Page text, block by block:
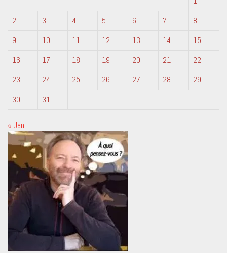
2
3 4 5 6 7
8
9
10 11 12 13 14
15
16
17 18 19 20 21
22
23
24 25 26 27 28
29
30
31
« Jan